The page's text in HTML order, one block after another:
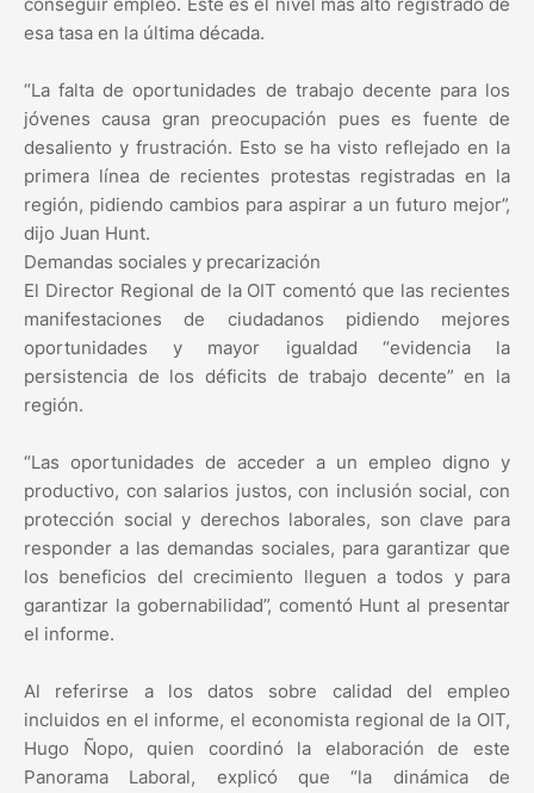
conseguir empleo. Este es el nivel más alto registrado de
esa tasa en la última década.
“La falta de oportunidades de trabajo decente para los
jóvenes causa gran preocupación pues es fuente de
desaliento y frustración. Esto se ha visto reflejado en la
primera línea de recientes protestas registradas en la
región, pidiendo cambios para aspirar a un futuro mejor”,
dijo Juan Hunt.
Demandas sociales y precarización
El Director Regional de la OIT comentó que las recientes
manifestaciones de ciudadanos pidiendo mejores
oportunidades y mayor igualdad “evidencia la
persistencia de los déficits de trabajo decente” en la
región.
“Las oportunidades de acceder a un empleo digno y
productivo, con salarios justos, con inclusión social, con
protección social y derechos laborales, son clave para
responder a las demandas sociales, para garantizar que
los beneficios del crecimiento lleguen a todos y para
garantizar la gobernabilidad”, comentó Hunt al presentar
el informe.
Al referirse a los datos sobre calidad del empleo
incluidos en el informe, el economista regional de la OIT,
Hugo Ñopo, quien coordinó la elaboración de este
Panorama Laboral, explicó que “la dinámica de